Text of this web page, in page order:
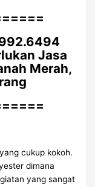
Jasa
Merah,
cukup kokoh.
dimana
yang sangat